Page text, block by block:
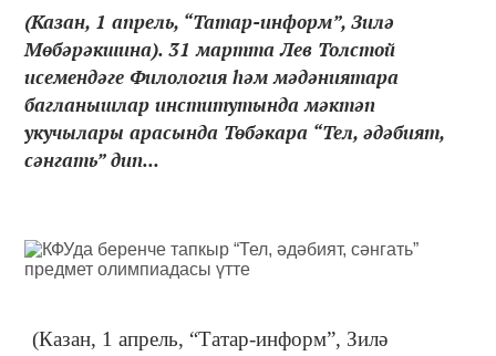
(Казан, 1 апрель, “Татар-информ”, Зилә
Мөбәрәкшина). 31 мартта Лев Толстой
исемендәге Филология һәм мәдәниятара
багланышлар институтында мәктәп
укучылары арасында Төбәкара “Тел, әдәбият,
сәнгать” дип...
(Казан, 1 апрель, “Татар-информ”, Зилә